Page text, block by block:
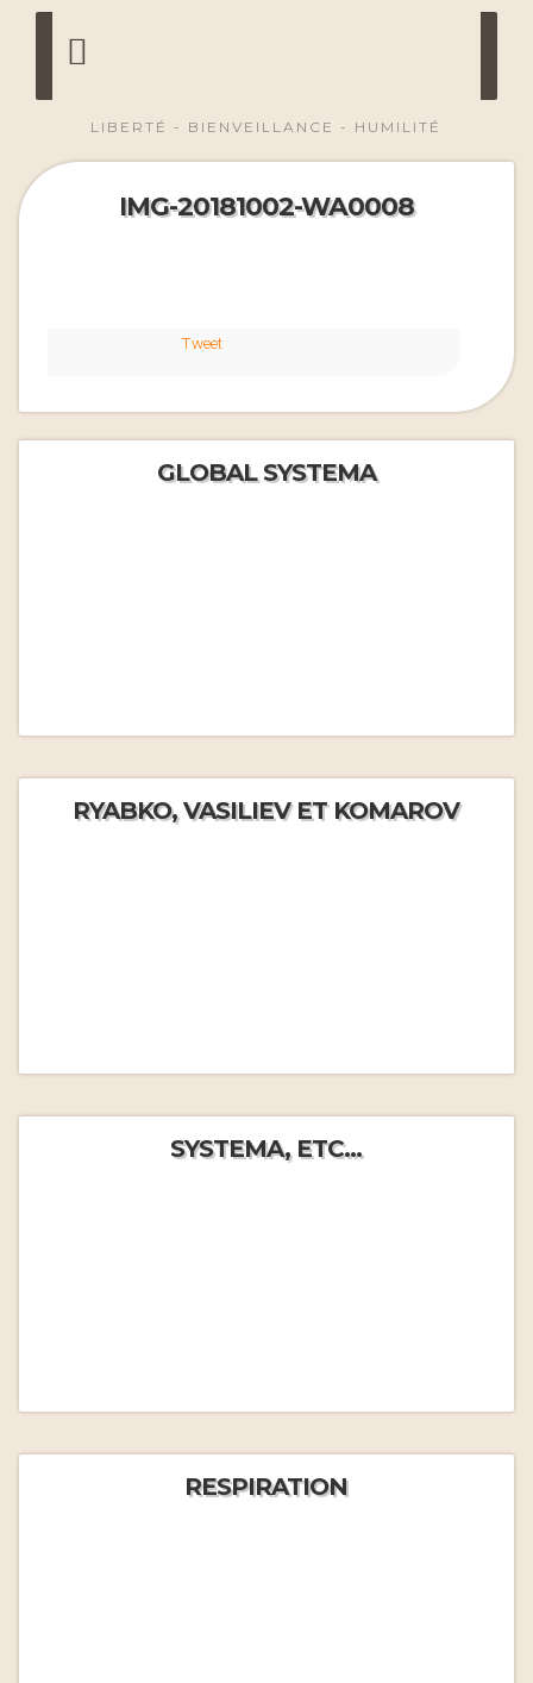
LIBERTÉ - BIENVEILLANCE - HUMILITÉ
IMG-20181002-WA0008
Tweet
GLOBAL SYSTEMA
RYABKO, VASILIEV ET KOMAROV
SYSTEMA, ETC...
RESPIRATION